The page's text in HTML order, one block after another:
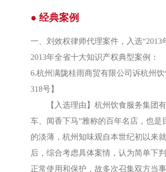
● 经典案例
一、刘效权律师代理案件，入选
2013年全省十大知识产权典型案例：
6.杭州满陇桂雨商贸有限公司诉杭州
318号】
【入选理由】杭州饮食服务集团有
车、闻香下马”雅称的百年名店，也
的淡薄，杭州知味观自本世纪初以来
后，综合考虑具体案情，认为简单下
正常使用和保护，故多次召集双方当